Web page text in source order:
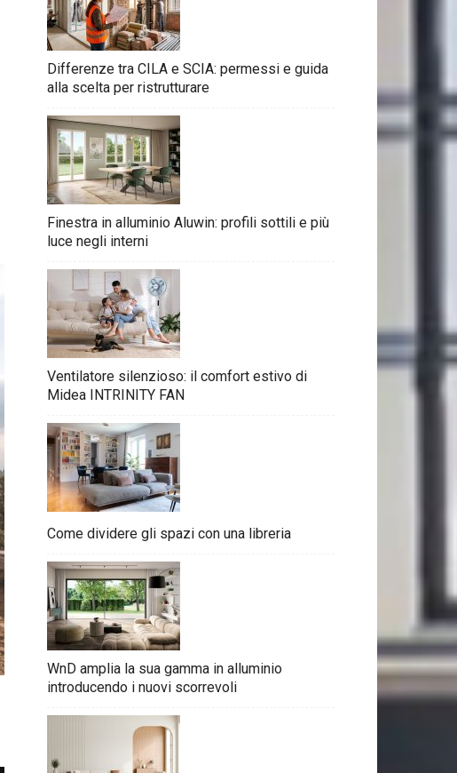
Differenze tra CILA e SCIA: permessi e guida
alla scelta per ristrutturare
Finestra in alluminio Aluwin: profili sottili e più
luce negli interni
Ventilatore silenzioso: il comfort estivo di
Midea INTRINITY FAN
Come dividere gli spazi con una libreria
WnD amplia la sua gamma in alluminio
introducendo i nuovi scorrevoli